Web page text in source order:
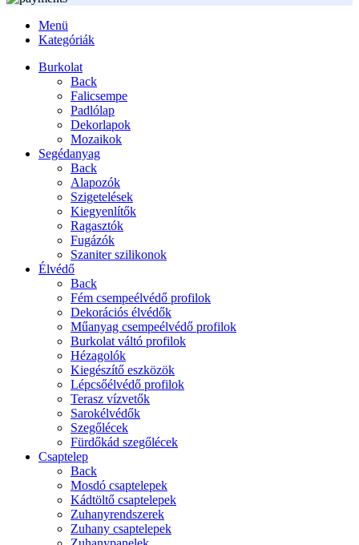
Menü
Kategóriák
Burkolat
Back
Falicsempe
Padlólap
Dekorlapok
Mozaikok
Segédanyag
Back
Alapozók
Szigetelések
Kiegyenlítők
Ragasztók
Fugázók
Szaniter szilikonok
Élvédő
Back
Fém csempeélvédő profilok
Dekorációs élvédők
Műanyag csempeélvédő profilok
Burkolat váltó profilok
Hézagolók
Kiegészítő eszközök
Lépcsőélvédő profilok
Terasz vízvetők
Sarokélvédők
Szegőlécek
Fürdőkád szegőlécek
Csaptelep
Back
Mosdó csaptelepek
Kádtöltő csaptelepek
Zuhanyrendszerek
Zuhany csaptelepek